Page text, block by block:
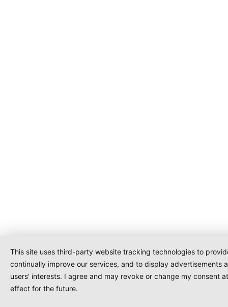
This site uses third-party website tracking technologies to
continually improve our services, and to display advertisements
users' interests. I agree and may revoke or change my consent
effect for the future.